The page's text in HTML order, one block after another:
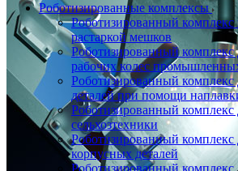
Роботизированные комплексы
Роботизированный комплекс
растаркой мешков
Роботизированный комплекс
рабочих колес
Роботизированный комплекс
деталей при помощи
Роботизированный комплекс
сельхозтехники
Роботизированный комплекс
корпусных деталей
Роботизированный комплекс